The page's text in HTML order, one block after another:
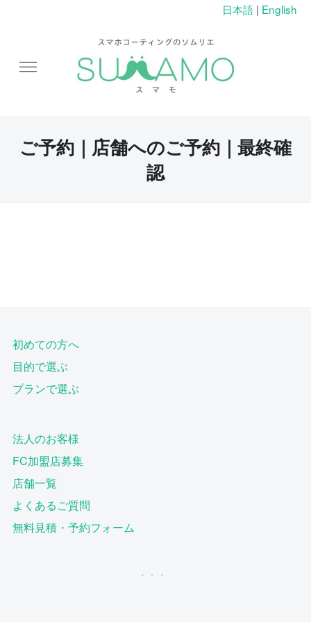
日本語 | English
ご予約｜店舗へのご予約｜最終確
認
初めての方へ
目的で選ぶ
プランで選ぶ
法人のお客様
FC加盟店募集
店舗一覧
よくあるご質問
無料見積・予約フォーム